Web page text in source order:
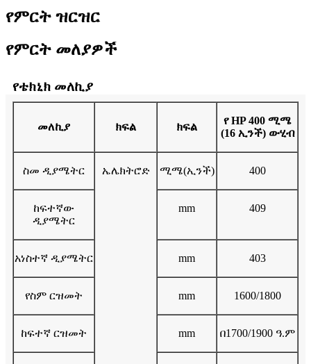
የምርት ዝርዝር
የምርት መለያዎች
የቴክኒክ መለኪያ
መለኪያ ክፍል ክፍል
የ HP 400 ሚሜ
(16 ኢንች) ውሂብ
ስመ ዲያሜትር ኤሌክትሮድ ሚሜ(ኢንች) 400
ከፍተኛው
ዲያሜትር
mm 409
አነስተኛ ዲያሜትር mm 403
የስም ርዝመት mm 1600/1800
ከፍተኛ ርዝመት mm በ1700/1900 ዓ.ም